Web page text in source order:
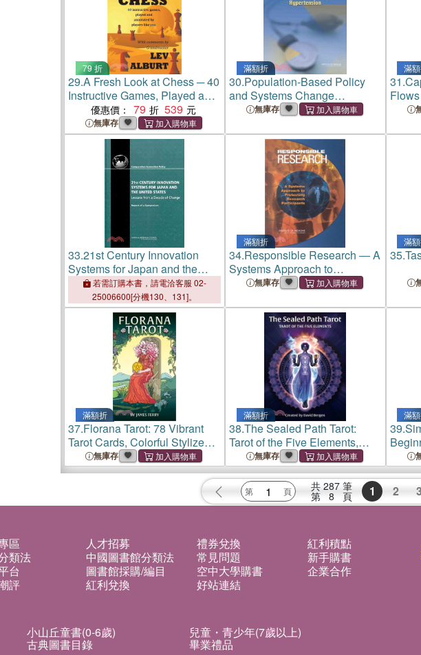
79 折
29.A Fresh Look at Chess ─ 40
Instructive Games, Played and
Annotated by Players Like You
優惠價： 79 539
無庫存
滿額折
30.Population-Based Policy
and Systems Change
Approach to the Prevention
無庫存
滿
31.
33.21st Century Innovation
Systems for Japan and the
United States
若需訂購本書，請電洽客服 02-
25006600[分機130、131]。
滿額折
34.Responsible Research ― A
Systems Approach to
Protecting Research
無庫存
滿
35.
滿額折
37.Florana Tarot: 78 Vibrant
Tarot Cards, Colorful Stylized
Artwork, Inspired by Flora and
Fauna, 72-Page Guidebook of
Card Meanings, Premium Tuck
無庫存
滿額折
38.The Sealed Path Tarot:
Tarot of the Five Elements,
Versatile 97-Card Tarot Deck,
Mystical Artwork, Five Minor
Arcana Suits, Five Extra Court
Cards, 13
無庫存
滿
39.
132-
Clear
Ins
共 287 筆
第 8 頁 1 2
區 人才招募 禮券兌換
紅利積點
類法 中國圖書館分類法 常見問題
新手購書
台 圖書館採購/編目 空中大學購書
企業合作
評 紅利兌換 好站連結
小山丘童書(0-6歲) 兒童・青少年(7歲以上)
古典圖書目錄 畢業禮品